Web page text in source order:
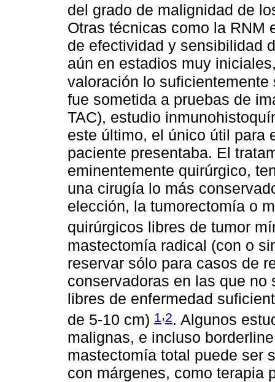
del grado de malignidad de
Otras técnicas como la RNM
de efectividad y sensibilidad
aún en estadios muy
valoración lo
fue sometida a pruebas de
TAC), estudio
este último, el único útil para
paciente presentaba. El
eminentemente quirúrgico,
una cirugía lo más
elección, la tumorectomía o
quirúrgicos libres de tumor
mastectomía radical (con o
reservar sólo para casos de
conservadoras en las que no
libres de enfermedad
de 5-10 cm) 1 ,2. Algunos
malignas, e incluso
mastectomía total puede ser
con márgenes, como terapia